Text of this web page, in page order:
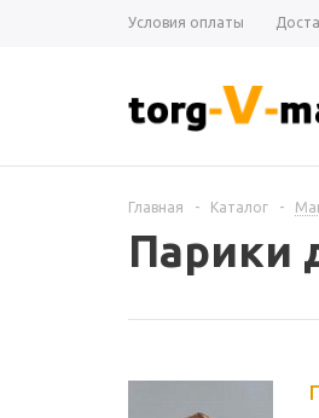
Условия оплаты
Главная - Каталог -
Парики